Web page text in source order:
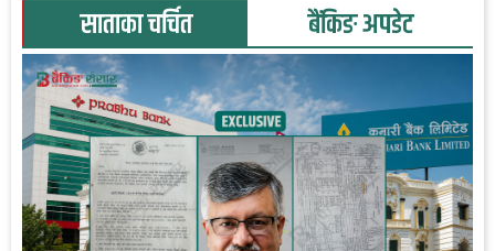
साताका चर्चित बैंकिङ अपडेट